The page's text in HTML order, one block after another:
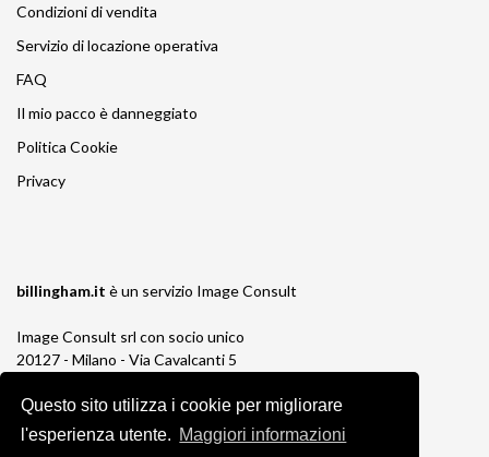
Questo sito utilizza i cookie per migliorare
l'esperienza utente. Maggiori informazioni
Condizioni di vendita
Servizio di locazione operativa
FAQ
Il mio pacco è danneggiato
Politica Cookie
Privacy
billingham.it è un servizio Image Consult
Image Consult srl con socio unico
20127 - Milano - Via Cavalcanti 5
P.IVA e C.F. 03383650961
REA 1673647 CCIAA Milano Monza Brianza